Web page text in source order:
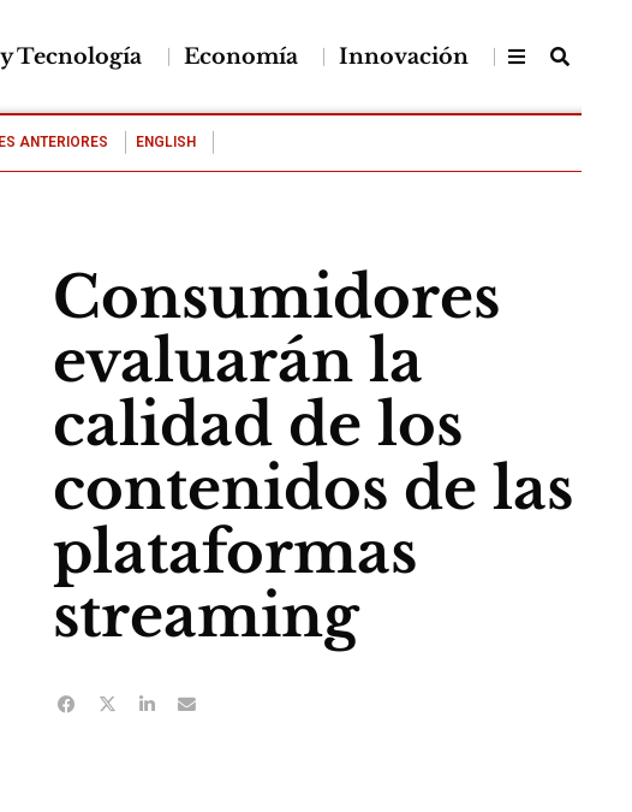
Tecnología Economía Innovación
ANTERIORES ENGLISH
Consumidores
evaluarán la
calidad de los
contenidos de las
plataformas
streaming